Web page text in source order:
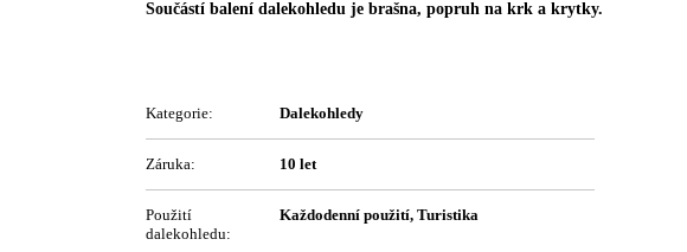
Součástí balení dalekohledu je brašna, popruh na krk a krytky.
Kategorie: Dalekohledy
Záruka: 10 let
Použití
dalekohledu:
Každodenní použití, Turistika